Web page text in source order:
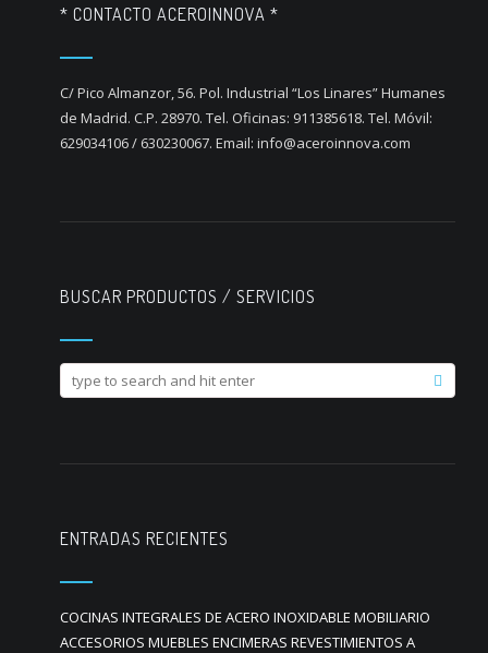
* CONTACTO ACEROINNOVA *
C/ Pico Almanzor, 56. Pol. Industrial “Los Linares” Humanes
de Madrid. C.P. 28970. Tel. Oficinas: 911385618. Tel. Móvil:
629034106 / 630230067. Email: info@aceroinnova.com
BUSCAR PRODUCTOS / SERVICIOS
ENTRADAS RECIENTES
COCINAS INTEGRALES DE ACERO INOXIDABLE MOBILIARIO
ACCESORIOS MUEBLES ENCIMERAS REVESTIMIENTOS A